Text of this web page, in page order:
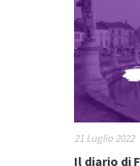
21 Luglio 2022
Il diario di